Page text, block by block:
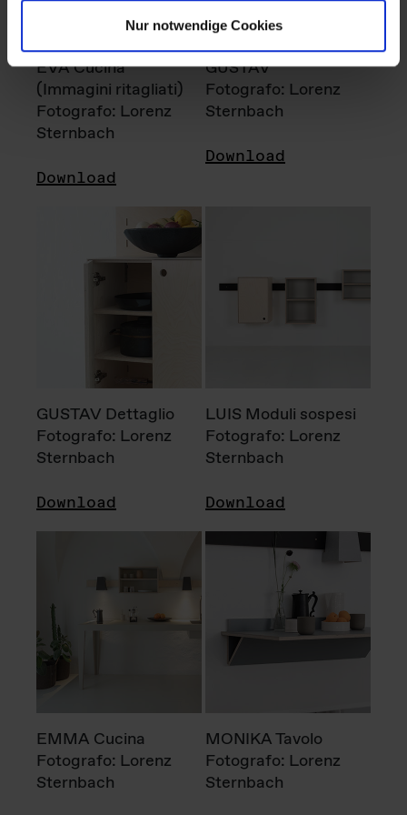
Nur notwendige Cookies
EVA Cucina
(Immagini ritagliati)
Fotografo: Lorenz
Sternbach
Download
GUSTAV
Fotografo: Lorenz
Sternbach
Download
GUSTAV Dettaglio
Fotografo: Lorenz
Sternbach
Download
LUIS Moduli sospesi
Fotografo: Lorenz
Sternbach
Download
EMMA Cucina
Fotografo: Lorenz
Sternbach
MONIKA Tavolo
Fotografo: Lorenz
Sternbach